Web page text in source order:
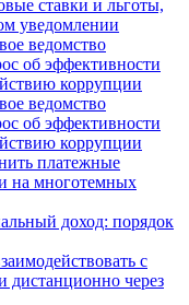
ставки и льготы,
уведомлении
ведомство
об эффективности
коррупции
ведомство
об эффективности
коррупции
платежные
на многотемных
доход: порядок
c
дистанционно через